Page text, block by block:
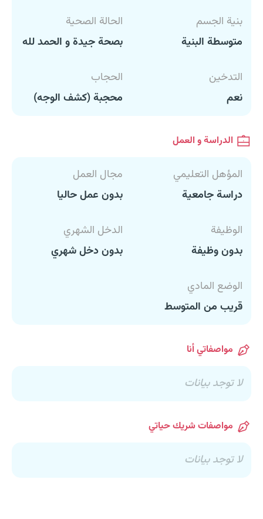
بنية الجسم
متوسطة البنية
الحالة الصحية
بصحة جيدة و الحمد لله
التدخين
نعم
الحجاب
محجبة (كشف الوجه)
الدراسة و العمل
المؤهل التعليمي
دراسة جامعية
مجال العمل
بدون عمل حاليا
الوظيفة
بدون وظيفة
الدخل الشهري
بدون دخل شهري
الوضع المادي
قريب من المتوسط
مواصفاتي أنا
لا توجد بيانات
مواصفات شريك حياتي
لا توجد بيانات